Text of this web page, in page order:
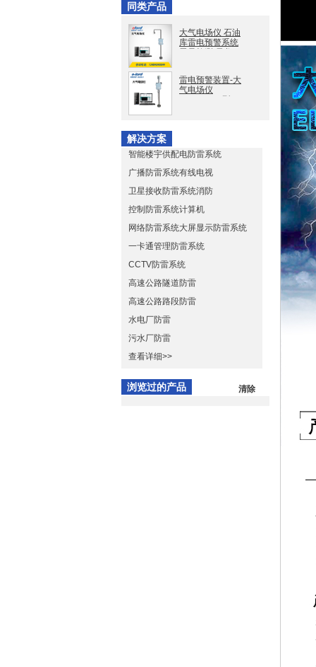
同类产品
大气电场仪 石油
库雷电预警系统
雷电预警装置-大
气电场仪
解决方案
智能楼宇供配电防雷系统
广播防雷系统有线电视
卫星接收防雷系统消防
控制防雷系统计算机
网络防雷系统大屏显示防雷系统
一卡通管理防雷系统
CCTV防雷系统
高速公路隧道防雷
高速公路路段防雷
水电厂防雷
污水厂防雷
查看详细>>
浏览过的产品 清除